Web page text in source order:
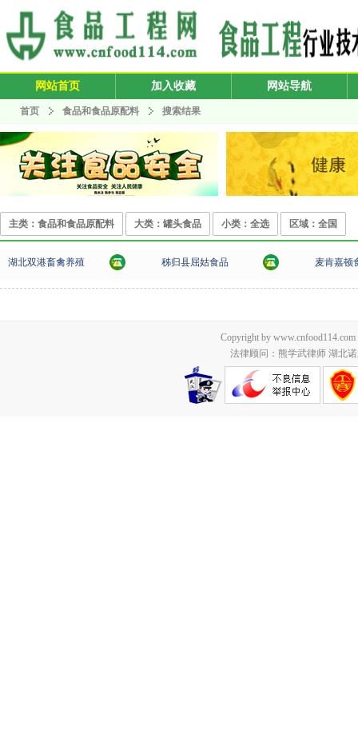
网站首页 加入收藏 网站导航
首页 食品和食品原配料 搜索结果
主类：食品和食品原配料 大类：罐头食品 小类：全选 区域：全国
湖北双港畜禽养殖 秭归县屈姑食品 麦肯嘉顿
Copyright by
法律顾问：熊学武律师 湖北